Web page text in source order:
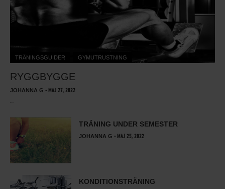
TRÄNINGSGUIDER GYMUTRUSTNING
RYGGBYGGE
JOHANNA G - MAJ 27, 2022
…
TRÄNING UNDER SEMESTER
JOHANNA G - MAJ 25, 2022
KONDITIONSTRÄNING